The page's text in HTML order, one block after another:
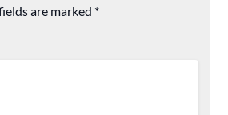
are marked *